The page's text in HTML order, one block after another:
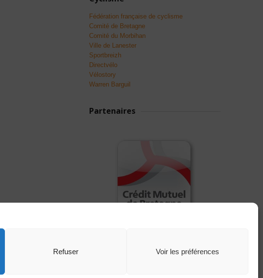
Refuser Voir les préférences
Fédération française de cyclisme
Comité de Bretagne
Comité du Morbihan
Ville de Lanester
Sportbreizh
Directvélo
Vélostory
Warren Barguil
Partenaires